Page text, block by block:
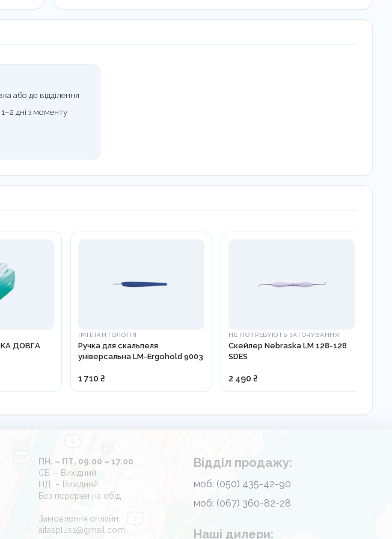
кількість
або до відділення
дні з моменту
ДОВГА
ІМПЛАНТОЛОГІЯ
Ручка для скальпеля
універсальна LM-Ergohold 9003
1 710 ₴
НЕ ПОТРЕБУЮТЬ ЗАТОЧУВАННЯ
Скейлер Nebraska LM 128-128
SDES
2 490 ₴
ПН. – ПТ. 09.00 – 17.00
СБ. – Вихідний
НД. – Вихідний
Без перерви на обід
Замовлення онлайн:
aitasplus1@gmail.com
Відділ продажу:
моб: (050) 435-42-90
моб: (067) 360-82-28
Наші дилери: